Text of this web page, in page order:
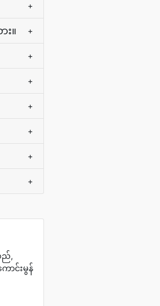
+
။ +
+
+
+
+
+
+
ည်,
ာင်းမွန်